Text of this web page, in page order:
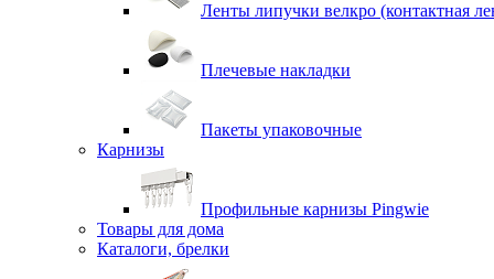
Ленты липучки велкро (контактная
Плечевые накладки
Пакеты упаковочные
Карнизы
Профильные карнизы Pingwie
Товары для дома
Каталоги, брелки